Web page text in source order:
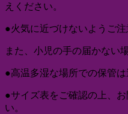
えください。
●火気に近づけないようご注
また、小児の手の届かない
●高温多湿な場所での保管は
●サイズ表をご確認の上、
い。